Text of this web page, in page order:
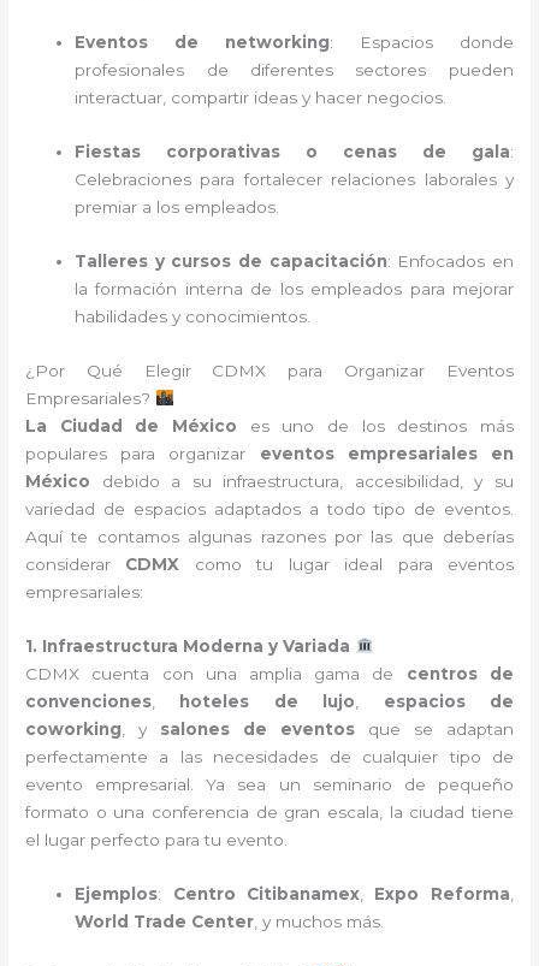
Eventos de networking: Espacios donde
profesionales de diferentes sectores pueden
interactuar, compartir ideas y hacer negocios.
Fiestas corporativas o cenas de gala:
Celebraciones para fortalecer relaciones laborales y
premiar a los empleados.
Talleres y cursos de capacitación: Enfocados en
la formación interna de los empleados para mejorar
habilidades y conocimientos.
¿Por Qué Elegir CDMX para Organizar Eventos
Empresariales?
La Ciudad de México es uno de los destinos más
populares para organizar eventos empresariales en
México debido a su infraestructura, accesibilidad, y su
variedad de espacios adaptados a todo tipo de eventos.
Aquí te contamos algunas razones por las que deberías
considerar CDMX como tu lugar ideal para eventos
empresariales:
1. Infraestructura Moderna y Variada
CDMX cuenta con una amplia gama de centros de
convenciones
hoteles de lujo
espacios de
coworking , y salones de eventos que se adaptan
perfectamente a las necesidades de cualquier tipo de
evento empresarial. Ya sea un seminario de pequeño
formato o una conferencia de gran escala, la ciudad tiene
el lugar perfecto para tu evento.
Ejemplos: Centro Citibanamex Expo Reforma
World Trade Center , y muchos más.